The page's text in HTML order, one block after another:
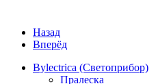
Назад
Вперёд
Bylectrica (Светоприбор)
Пралеска